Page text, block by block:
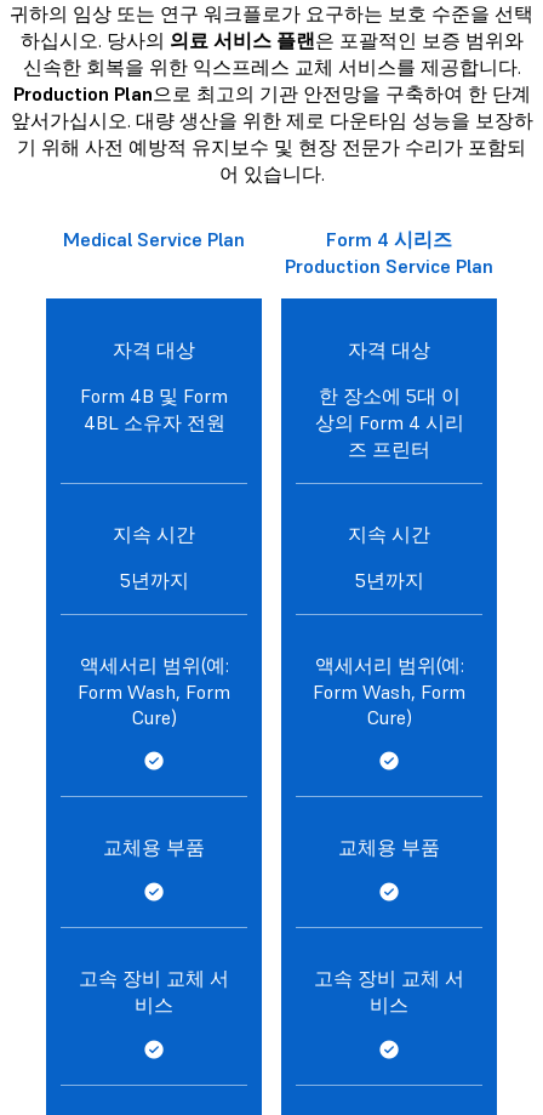
귀하의 임상 또는 연구 워크플로가 요구하는 보호 수준을 선택
하십시오. 당사의 의료 서비스 플랜은 포괄적인 보증 범위와
신속한 회복을 위한 익스프레스 교체 서비스를 제공합니다.
Production Plan으로 최고의 기관 안전망을 구축하여 한 단계
앞서가십시오. 대량 생산을 위한 제로 다운타임 성능을 보장하
기 위해 사전 예방적 유지보수 및 현장 전문가 수리가 포함되
어 있습니다.
Medical Service Plan
자격 대상
Form 4B 및 Form
4BL 소유자 전원
지속 시간
5년까지
액세서리 범위(예:
Form Wash, Form
Cure)
교체용 부품
고속 장비 교체 서
비스
Form 4 시리즈
Production Service Plan
자격 대상
한 장소에 5대 이
상의 Form 4 시리
즈 프린터
지속 시간
5년까지
액세서리 범위(예:
Form Wash, Form
Cure)
교체용 부품
고속 장비 교체 서
비스